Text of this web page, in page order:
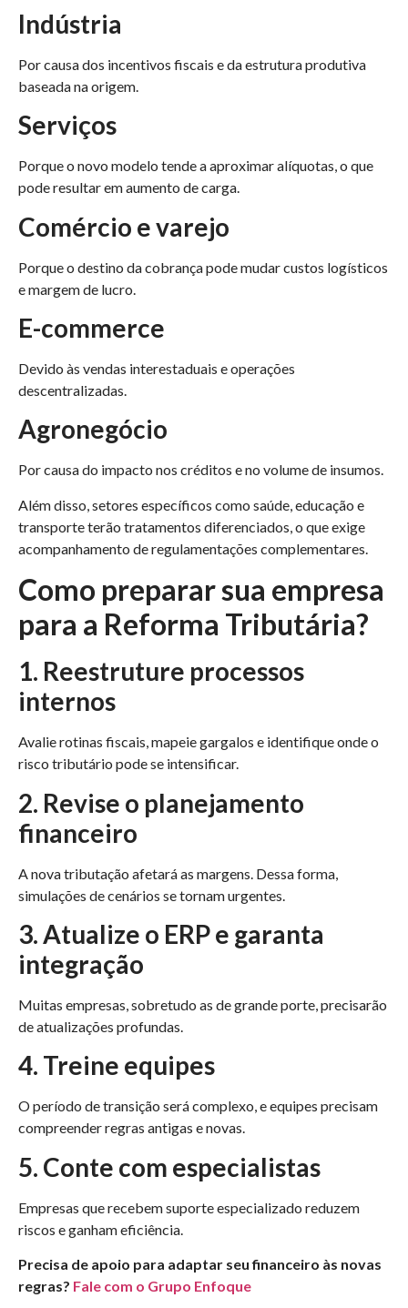
Indústria
Por causa dos incentivos fiscais e da estrutura produtiva
baseada na origem.
Serviços
Porque o novo modelo tende a aproximar alíquotas, o que
pode resultar em aumento de carga.
Comércio e varejo
Porque o destino da cobrança pode mudar custos logísticos
e margem de lucro.
E-commerce
Devido às vendas interestaduais e operações
descentralizadas.
Agronegócio
Por causa do impacto nos créditos e no volume de insumos.
Além disso, setores específicos como saúde, educação e
transporte terão tratamentos diferenciados, o que exige
acompanhamento de regulamentações complementares.
Como preparar sua empresa
para a Reforma Tributária?
1. Reestruture processos
internos
Avalie rotinas fiscais, mapeie gargalos e identifique onde o
risco tributário pode se intensificar.
2. Revise o planejamento
financeiro
A nova tributação afetará as margens. Dessa forma,
simulações de cenários se tornam urgentes.
3. Atualize o ERP e garanta
integração
Muitas empresas, sobretudo as de grande porte, precisarão
de atualizações profundas.
4. Treine equipes
O período de transição será complexo, e equipes precisam
compreender regras antigas e novas.
5. Conte com especialistas
Empresas que recebem suporte especializado reduzem
riscos e ganham eficiência.
Precisa de apoio para adaptar seu financeiro às novas
regras? Fale com o Grupo Enfoque